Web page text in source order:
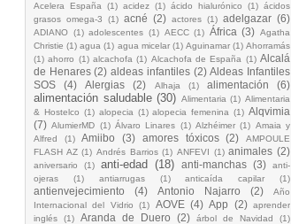
Acelera España (1) acidez (1) ácido hialurónico (1) ácidos
grasos omega-3
(1) acné (2) actores (1) adelgazar (6)
ADIANO (1) adolescentes (1) AECC (1) África (3) Agatha
Christie (1) agua (1) agua micelar (1) Aguinamar (1) Ahorramás
(1) ahorro (1) alcachofa (1) Alcachofa de España (1) Alcalá
de Henares (2) aldeas infantiles (2) Aldeas Infantiles
SOS
(4) Alergias (2) Alhaja (1) alimentación (6)
alimentación saludable (30) Alimentaria (1) Alimentaria
& Hostelco (1) alopecia (1) alopecia femenina (1) Alqvimia
(7) AlumierMD (1) Álvaro Linares (1) Alzhéimer (1) Amaia y
Alfred
(1) Amiibo (3) amores tóxicos (2)
AMPOULE
FLASH AZ (1) Andrés Barrios (1) ANFEVI (1) animales (2)
aniversario (1) anti-edad (18) anti-manchas (3)
anti-
ojeras
(1) antiarrugas (1) anticaída capilar (1)
antienvejecimiento (4) Antonio Najarro (2)
Año
Internacional del Vidrio
(1) AOVE (4) App (2) aprender
inglés
(1) Aranda de Duero (2) árbol de Navidad
(1)